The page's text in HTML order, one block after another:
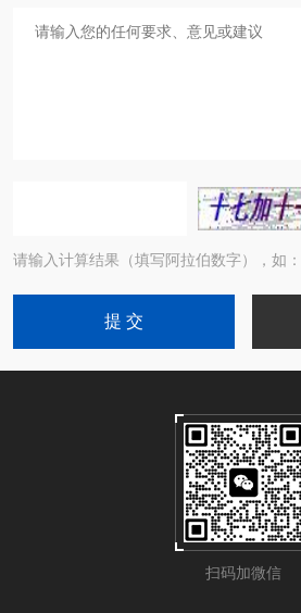
请输入计算结果（填写阿拉伯数字），如
扫码加微信